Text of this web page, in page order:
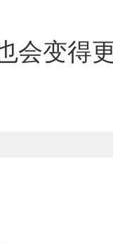
会变得